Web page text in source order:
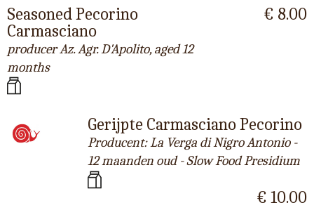
Seasoned Pecorino
Carmasciano
producer Az. Agr. D'Apolito, aged 12
months
€ 8.00
Gerijpte Carmasciano Pecorino
Producent: La Verga di Nigro Antonio -
12 maanden oud - Slow Food Presidium
€ 10.00